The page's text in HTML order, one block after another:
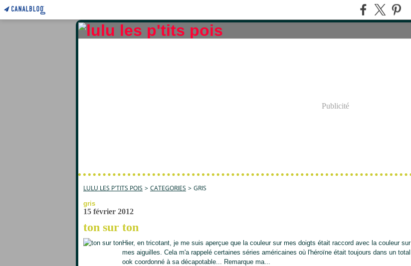
Publicité
LULU LES P'TITS POIS > CATEGORIES > GRIS
gris
15 février 2012
ton sur ton
Hier, en tricotant, je me suis aperçue que la couleur sur mes doigts était raccord avec la couleur sur
mes aiguilles. Cela m'a rappelé certaines séries américaines où l'héroïne était toujours dans un total l
ook coordonné à sa décapotable... Remarque ma...